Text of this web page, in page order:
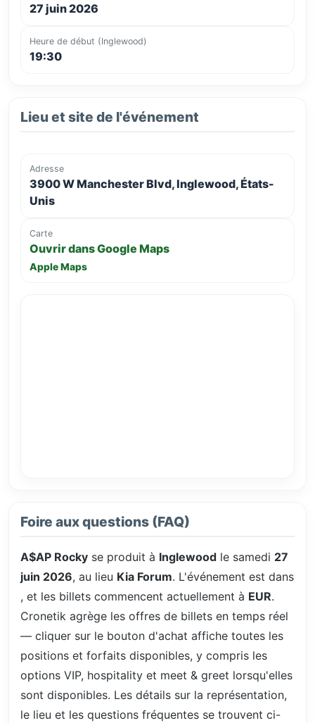
27 juin 2026
Heure de début (Inglewood)
19:30
Lieu et site de l'événement
Adresse
3900 W Manchester Blvd, Inglewood, États-
Unis
Carte
Ouvrir dans Google Maps
Apple Maps
Foire aux questions (FAQ)
A$AP Rocky se produit à Inglewood le samedi 27
juin 2026, au lieu Kia Forum. L'événement est dans
, et les billets commencent actuellement à EUR.
Cronetik agrège les offres de billets en temps réel
— cliquer sur le bouton d'achat affiche toutes les
positions et forfaits disponibles, y compris les
options VIP, hospitality et meet & greet lorsqu'elles
sont disponibles. Les détails sur la représentation,
le lieu et les questions fréquentes se trouvent ci-